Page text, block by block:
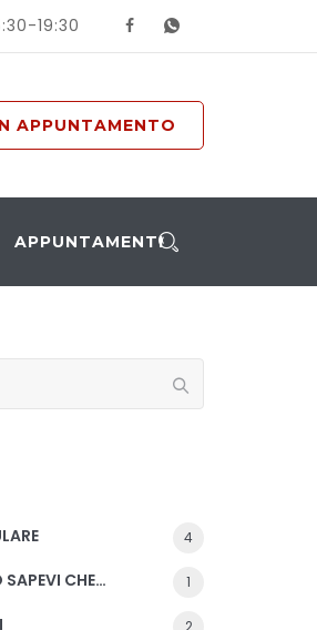
19:30
APPUNTAMENTO
APPUNTAMENTI
4
CHE… 1
2